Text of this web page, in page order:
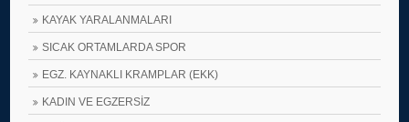
KAYAK YARALANMALARI
SICAK ORTAMLARDA SPOR
EGZ. KAYNAKLI KRAMPLAR (EKK)
KADIN VE EGZERSİZ